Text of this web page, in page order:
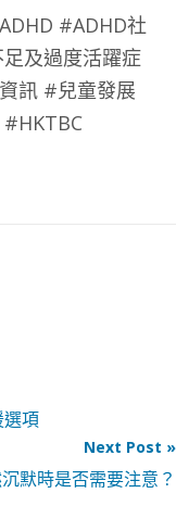
#ADHD社
及過度活躍症
訊 #兒童發展
項
Next Post »
默時是否需要注意？